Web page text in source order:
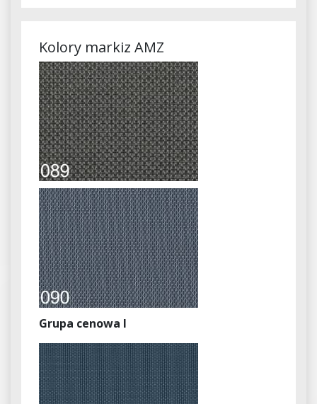
Kolory markiz AMZ
Grupa cenowa I